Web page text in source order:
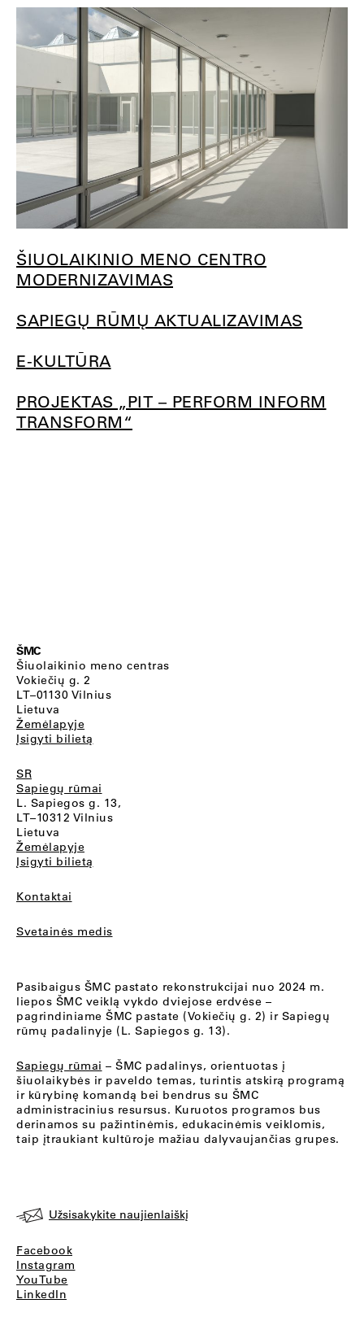
ŠIUOLAIKINIO MENO CENTRO
MODERNIZAVIMAS
SAPIEGŲ RŪMŲ AKTUALIZAVIMAS
E-KULTŪRA
PROJEKTAS „PIT – PERFORM INFORM
TRANSFORM“
ŠMC
Šiuolaikinio meno centras
Vokiečių g. 2
LT–01130 Vilnius
Lietuva
Žemėlapyje
Įsigyti bilietą
SR
Sapiegų rūmai
L. Sapiegos g. 13,
LT–10312 Vilnius
Lietuva
Žemėlapyje
Įsigyti bilietą
Kontaktai
Svetainės medis
Pasibaigus ŠMC pastato rekonstrukcijai nuo 2024 m.
liepos ŠMC veiklą vykdo dviejose erdvėse –
pagrindiniame ŠMC pastate (Vokiečių g. 2) ir Sapiegų
rūmų padalinyje (L. Sapiegos g. 13).
Sapiegų rūmai – ŠMC padalinys, orientuotas į
šiuolaikybės ir paveldo temas, turintis atskirą programą
ir kūrybinę komandą bei bendrus su ŠMC
administracinius resursus. Kuruotos programos bus
derinamos su pažintinėmis, edukacinėmis veiklomis,
taip įtraukiant kultūroje mažiau dalyvaujančias grupes.
Užsisakykite naujienlaiškį
Facebook
Instagram
YouTube
LinkedIn